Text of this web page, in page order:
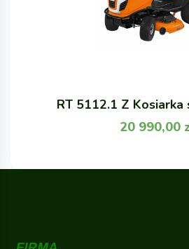
RT 5112.1 Z Kosiarka
20 990,00